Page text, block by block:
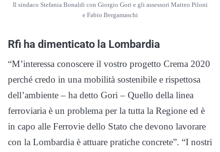
Il sindaco Stefania Bonaldi con Giorgio Gori e gli assessori Matteo Piloni
e Fabio Bergamaschi
Rfi ha dimenticato la Lombardia
“M’interessa conoscere il vostro progetto Crema 2020
perché credo in una mobilità sostenibile e rispettosa
dell’ambiente – ha detto Gori – Quello della linea
ferroviaria è un problema per la tutta la Regione ed è
in capo alle Ferrovie dello Stato che devono lavorare
con la Lombardia è attuare pratiche concrete”. “I nostri